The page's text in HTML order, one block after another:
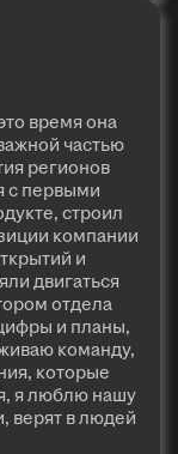
время она
частью
регионов
с первыми
строил
компании
и
двигаться
отдела
и планы,
команду,
которые
я люблю нашу
верят в людей